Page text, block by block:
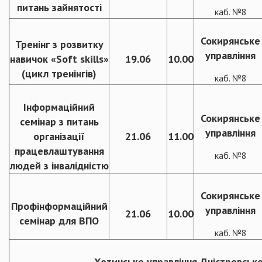
питань зайнятості
каб. №8
Тренінг з розвитку
навичок «Soft skills»
(цикл тренінгів)
19.06 10.00
Сокирянське
управління
каб. №8
Інформаційний
семінар з питань
організації
працевлаштування
людей з інвалідністю
21.06 11.00
Сокирянське
управління
каб. №8
Профінформаційний
семінар для ВПО
21.06 10.00
Сокирянське
управління
каб. №8